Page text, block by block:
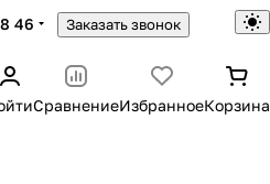
46 Заказать звонок
СравнениеИзбранноеКорзина